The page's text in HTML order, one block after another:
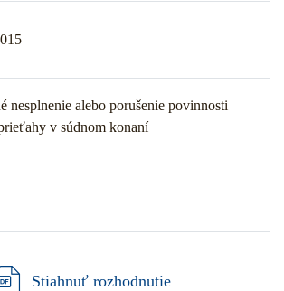
nesplnenie alebo porušenie povinnosti
v súdnom konaní
Stiahnuť rozhodnutie